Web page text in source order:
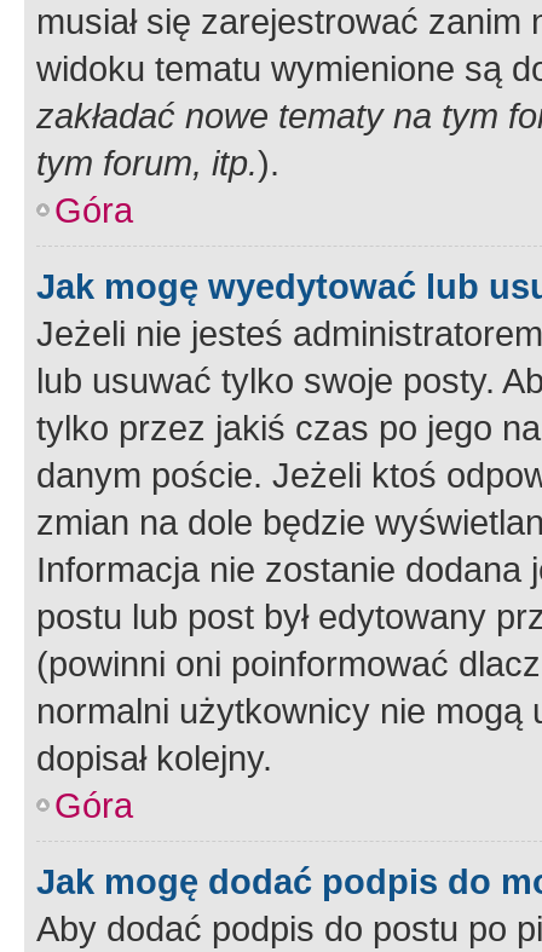
musiał się zarejestrować
widoku tematu wymienione są
zakładać nowe tematy na tym
tym forum, itp.).
Góra
Jak mogę wyedytować lub
Jeżeli nie jesteś
lub usuwać tylko swoje posty.
tylko przez jakiś czas po jego
danym poście. Jeżeli ktoś
zmian na dole będzie
Informacja nie zostanie dodana
postu lub post był edytowany
(powinni oni poinformować
normalni użytkownicy nie
dopisał kolejny.
Góra
Jak mogę dodać podpis do
Aby dodać podpis do postu po